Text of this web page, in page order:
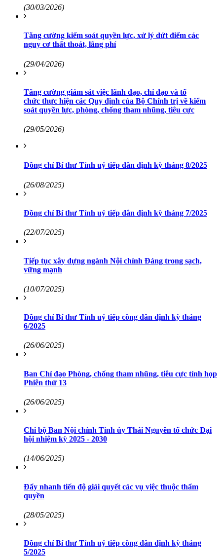
(30/03/2026)
Tăng cường kiểm soát quyền lực, xử lý dứt điểm các
nguy cơ thất thoát, lãng phí
(29/04/2026)
Tăng cường giám sát việc lãnh đạo, chỉ đạo và tổ
chức thực hiện các Quy định của Bộ Chính trị về kiểm
soát quyền lực, phòng, chống tham nhũng, tiêu cực
(29/05/2026)
Đồng chí Bí thư Tỉnh uỷ tiếp dân định kỳ tháng 8/2025
(26/08/2025)
Đồng chí Bí thư Tỉnh uỷ tiếp dân định kỳ tháng 7/2025
(22/07/2025)
Tiếp tục xây dựng ngành Nội chính Đảng trong sạch,
vững mạnh
(10/07/2025)
Đồng chí Bí thư Tỉnh uỷ tiếp công dân định kỳ tháng
6/2025
(26/06/2025)
Ban Chỉ đạo Phòng, chống tham nhũng, tiêu cực tỉnh họp
Phiên thứ 13
(26/06/2025)
Chi bộ Ban Nội chính Tỉnh ủy Thái Nguyên tổ chức Đại
hội nhiệm kỳ 2025 - 2030
(14/06/2025)
Đẩy nhanh tiến độ giải quyết các vụ việc thuộc thẩm
quyền
(28/05/2025)
Đồng chí Bí thư Tỉnh uỷ tiếp công dân định kỳ tháng
5/2025